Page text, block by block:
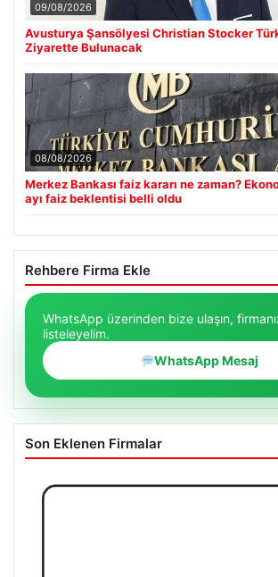
09/08/2026
Avusturya Şansölyesi Christian Stocker
Ziyarette Bulunacak
08/08/2026
Merkez Bankası faiz kararı ne zaman?
ayı faiz beklentisi belli oldu
Rehbere Firma Ekle
WhatsApp üzerinden bize ulaşın,
listeleyelim.
WhatsApp Mesaj
Son Eklenen Firmalar